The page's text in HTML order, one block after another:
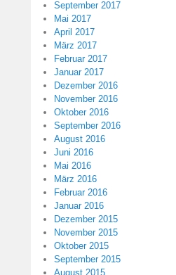
September 2017
Mai 2017
April 2017
März 2017
Februar 2017
Januar 2017
Dezember 2016
November 2016
Oktober 2016
September 2016
August 2016
Juni 2016
Mai 2016
März 2016
Februar 2016
Januar 2016
Dezember 2015
November 2015
Oktober 2015
September 2015
August 2015